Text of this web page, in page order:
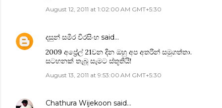
August 12, 2011 at 1:02:00 AM GMT+5:30
දසුන් සමීර වීරසිංහ said…
2009 අප්‍රේල් 21වන දින ඔහු අප අතරින් සමුගත්තා.
සටහනක් තැබූ සැමට ස්තූතියි!
August 13, 2011 at 9:53:00 AM GMT+5:30
Chathura Wijekoon said…